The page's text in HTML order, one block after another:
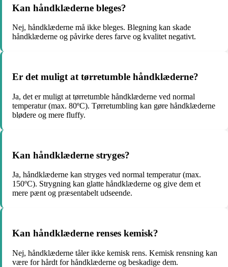
Kan håndklæderne bleges?
Nej, håndklæderne må ikke bleges. Blegning kan skade
håndklæderne og påvirke deres farve og kvalitet negativt.
Er det muligt at tørretumble håndklæderne?
Ja, det er muligt at tørretumble håndklæderne ved normal
temperatur (max. 80ºC). Tørretumbling kan gøre håndklæderne
blødere og mere fluffy.
Kan håndklæderne stryges?
Ja, håndklæderne kan stryges ved normal temperatur (max.
150ºC). Strygning kan glatte håndklæderne og give dem et
mere pænt og præsentabelt udseende.
Kan håndklæderne renses kemisk?
Nej, håndklæderne tåler ikke kemisk rens. Kemisk rensning kan
være for hårdt for håndklæderne og beskadige dem.